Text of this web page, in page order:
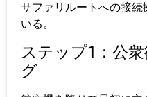
サファリルートへの接
いる。
ステップ1：公
グ